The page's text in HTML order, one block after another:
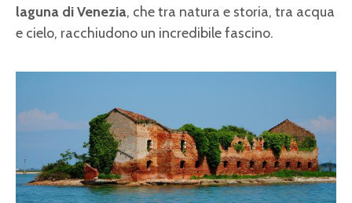
laguna di Venezia, che tra natura e storia, tra acqua
e cielo, racchiudono un incredibile fascino.